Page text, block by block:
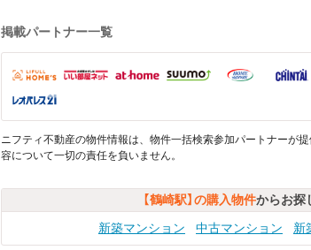
掲載パートナー一覧
ニフティ不動産の物件情報は、物件一括検索参加パートナーが
容について一切の責任を負いません。
【鶴崎駅】の購入物件からお探
新築マンション
中古マンション 新